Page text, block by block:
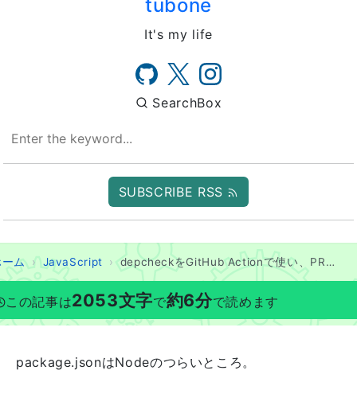
tubone
It's my life
SearchBox
SUBSCRIBE RSS
ーム JavaScript depcheckをGitHub Actionで使い、PRコメントに結果を出力させる
この記事は2053文字で約6分で読めます
package.jsonはNodeのつらいところ。